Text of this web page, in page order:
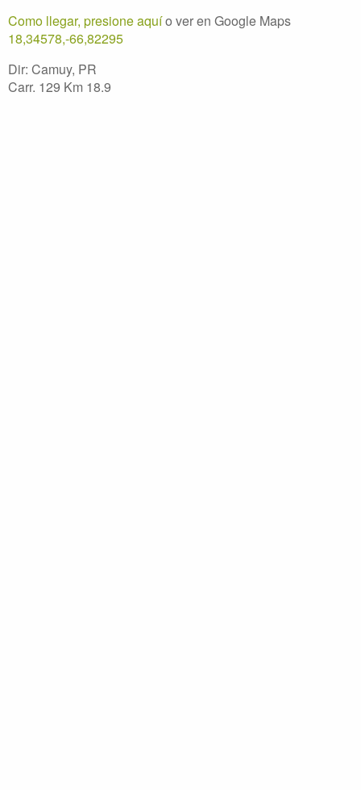
Como llegar, presione aquío ver en Google Maps
18,34578,-66,82295
Dir: Camuy, PR
Carr. 129 Km 18.9